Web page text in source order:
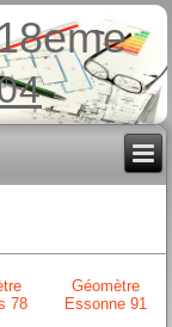
78
Géomètre
Essonne 91